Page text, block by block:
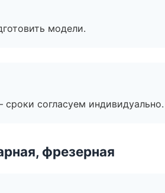
модели.
согласуем индивидуально.
фрезерная